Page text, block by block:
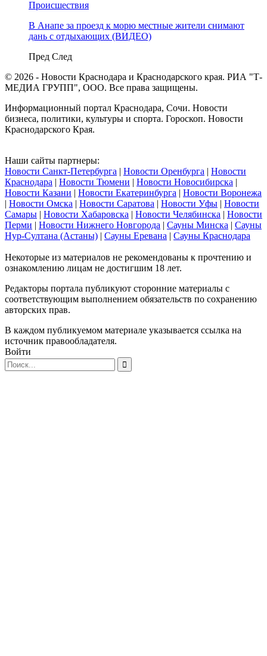
Происшествия
В Анапе за проезд к морю местные жители снимают
дань с отдыхающих (ВИДЕО)
Пред След
© 2026 - Новости Краснодара и Краснодарского края. РИА "Т-
МЕДИА ГРУПП", ООО. Все права защищены.
Информационный портал Краснодара, Сочи. Новости
бизнеса, политики, культуры и спорта. Гороскоп. Новости
Краснодарского Края.
Наши сайты партнеры:
Новости Санкт-Петербурга | Новости Оренбурга | Новости
Краснодара | Новости Тюмени | Новости Новосибирска |
Новости Казани | Новости Екатеринбурга | Новости Воронежа
| Новости Омска | Новости Саратова | Новости Уфы | Новости
Самары | Новости Хабаровска | Новости Челябинска | Новости
Перми | Новости Нижнего Новгорода | Сауны Минска | Сауны
Нур-Султана (Астаны) | Сауны Еревана | Сауны Краснодара
Некоторые из материалов не рекомендованы к прочтению и
ознакомлению лицам не достигшим 18 лет.
Редакторы портала публикуют сторонние материалы с
соответствующим выполнением обязательств по сохранению
авторских прав.
В каждом публикуемом материале указывается ссылка на
источник правообладателя.
Войти